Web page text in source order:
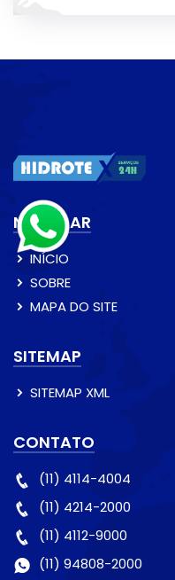
NAVEGAR
INÍCIO
SOBRE
MAPA DO SITE
SITEMAP
SITEMAP XML
CONTATO
(11) 4114-4004
(11) 4214-2000
(11) 4112-9000
(11) 94808-2000